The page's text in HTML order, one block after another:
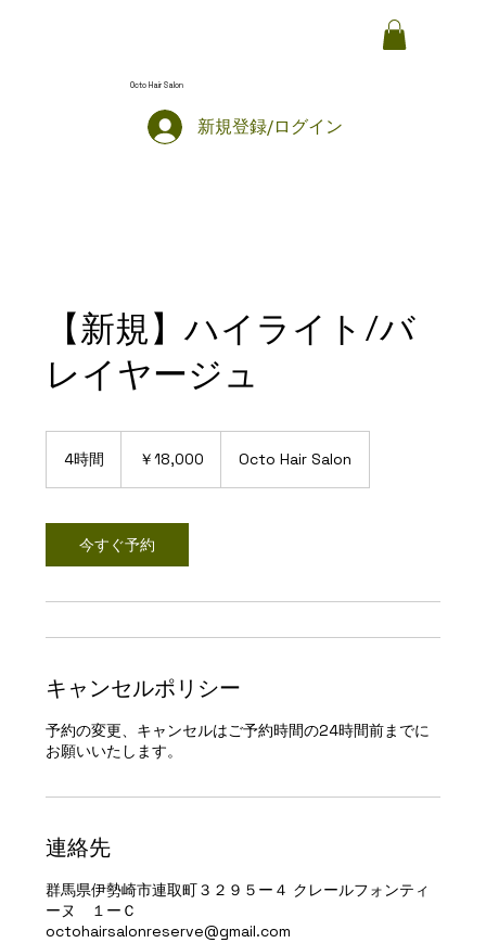
Octo Hair Salon
新規登録/ログイン
【新規】ハイライト/バ
レイヤージュ
4時間 ￥18,000 Octo Hair Salon
今すぐ予約
キャンセルポリシー
予約の変更、キャンセルはご予約時間の24時間前までに
お願いいたします。
連絡先
群馬県伊勢崎市連取町３２９５ー４ クレールフォンティ
ーヌ １ーＣ
octohairsalonreserve@gmail.com